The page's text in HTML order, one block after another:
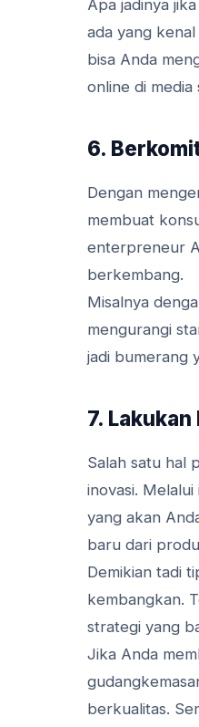
Apa jadinya
ada yang
bisa Anda
online di
6.
Dengan
membuat
enterpreneur
berkembang.
Misalnya
mengurangi
jadi bumerang
7.
Salah satu hal
inovasi.
yang akan
baru dari
Demikian tadi
kembangkan.
strategi yang
Jika Anda
berkualitas.